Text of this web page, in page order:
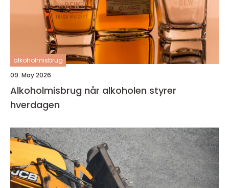
alkoholmisbrug
09. May 2026
Alkoholmisbrug når alkoholen styrer
hverdagen